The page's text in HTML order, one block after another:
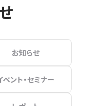
お知らせ
ベント・セミナー